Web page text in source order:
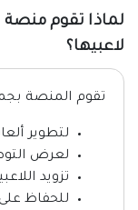
لماذا تقوم
لاعبيها؟
تقوم المنصة
لتطوير
لعرض
تزويد
للحفاظ